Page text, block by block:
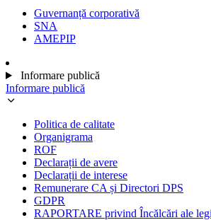
Guvernanță corporativă
SNA
AMEPIP
Informare publică
Informare publică
Politica de calitate
Organigrama
ROF
Declarații de avere
Declarații de interese
Remunerare CA și Directori DPS
GDPR
RAPORTARE privind Încălcări ale